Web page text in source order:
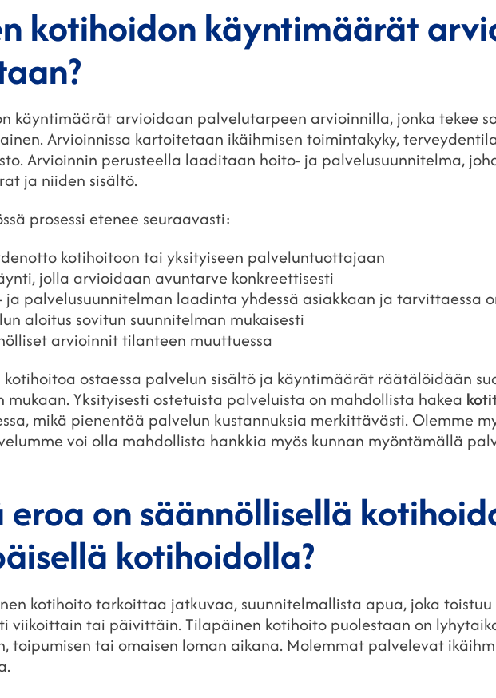
kotihoidon käyntimäärät
käyntimäärät arvioidaan palvelutarpeen arvioinnilla, jonka tekee
Arvioinnissa kartoitetaan ikäihmisen toimintakyky,
Arvioinnin perusteella laaditaan hoito- ja palvelusuunnitelma,
ja niiden sisältö.
prosessi etenee seuraavasti:
kotihoitoon tai yksityiseen palveluntuottajaan
jolla arvioidaan avuntarve konkreettisesti
ja palvelusuunnitelman laadinta yhdessä asiakkaan ja tarvittaessa
aloitus sovitun suunnitelman mukaisesti
arvioinnit tilanteen muuttuessa
kotihoitoa ostaessa palvelun sisältö ja käyntimäärät räätälöidään
mukaan. Yksityisesti ostetuista palveluista on mahdollista hakea
mikä pienentää palvelun kustannuksia merkittävästi. Olemme
voi olla mahdollista hankkia myös kunnan myöntämällä
eroa on säännöllisellä
kotihoidolla?
kotihoito tarkoittaa jatkuvaa, suunnitelmallista apua, joka
viikoittain tai päivittäin. Tilapäinen kotihoito puolestaan on
toipumisen tai omaisen loman aikana. Molemmat palvelevat